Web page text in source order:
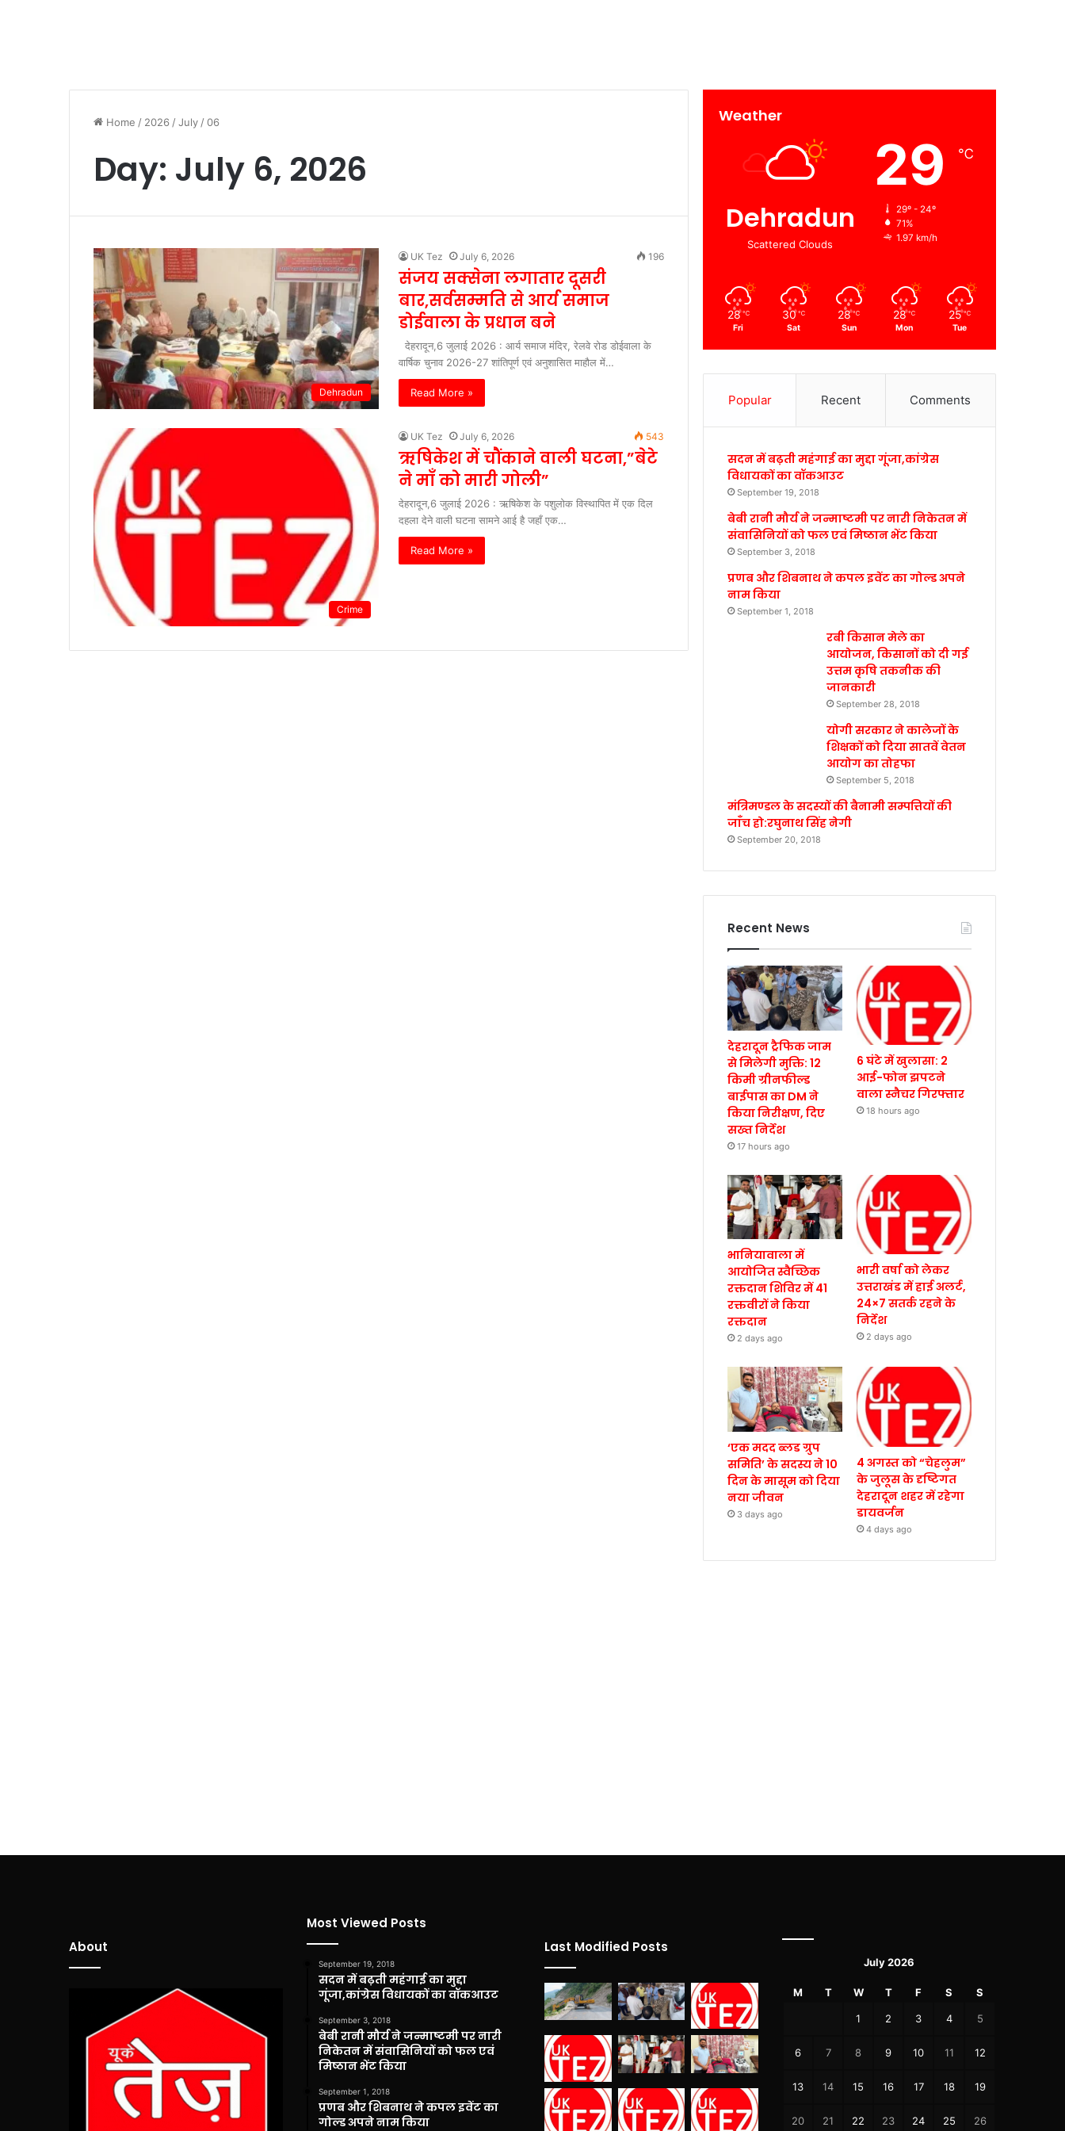
Home / 2026 /July /06
Day: July 6, 2026
Dehradun
UK Tez July 6, 2026 196
संजय सक्सेना लगातार दूसरी
बार,सर्वसम्मति से आर्य समाज
डोईवाला के प्रधान बने
देहरादून,6 जुलाई 2026 : आर्य समाज मंदिर, रेलवे रोड डोईवाला के
वार्षिक चुनाव 2026-27 शांतिपूर्ण एवं अनुशासित माहौल में…
Read More »
Crime
UK Tez July 6, 2026 543
ऋषिकेश में चौंकाने वाली घटना,”बेटे
ने माँ को मारी गोली”
देहरादून,6 जुलाई 2026 : ऋषिकेश के पशुलोक विस्थापित में एक दिल
दहला देने वाली घटना सामने आई है जहाँ एक…
Read More »
Weather
Dehradun
Scattered Clouds
29 ℃
29º - 24º
71%
1.97 km/h
28 ℃
Fri
30 ℃
Sat
28 ℃
Sun
28 ℃
Mon
25 ℃
Tue
Popular Recent Comments
सदन में बढ़ती महंगाई का मुद्दा गूंजा,कांग्रेस
विधायकों का वॉकआउट
September 19, 2018
बेबी रानी मौर्य ने जन्माष्टमी पर नारी निकेतन में
संवासिनियों को फल एवं मिष्ठान भेंट किया
September 3, 2018
प्रणब और शिबनाथ ने कपल इवेंट का गोल्ड अपने
नाम किया
September 1, 2018
रबी किसान मेले का
आयोजन, किसानों को दी गई
उत्तम कृषि तकनीक की
जानकारी
September 28, 2018
योगी सरकार ने कालेजों के
शिक्षकों को दिया सातवें वेतन
आयोग का तोहफा
September 5, 2018
मंत्रिमण्डल के सदस्यों की बैनामी सम्पत्तियों की
जाँच हो:रघुनाथ सिंह नेगी
September 20, 2018
Recent News
देहरादून ट्रैफिक जाम
से मिलेगी मुक्ति: 12
किमी ग्रीनफील्ड
बाईपास का DM ने
किया निरीक्षण, दिए
सख्त निर्देश
17 hours ago
6 घंटे में खुलासा: 2
आई-फोन झपटने
वाला स्नैचर गिरफ्तार
18 hours ago
भानियावाला में
आयोजित स्वैच्छिक
रक्तदान शिविर में 41
रक्तवीरों ने किया
रक्तदान
2 days ago
भारी वर्षा को लेकर
उत्तराखंड में हाई अलर्ट,
24×7 सतर्क रहने के
निर्देश
2 days ago
‘एक मदद ब्लड ग्रुप
समिति’ के सदस्य ने 10
दिन के मासूम को दिया
नया जीवन
3 days ago
4 अगस्त को “चेहलुम”
के जुलूस के दृष्टिगत
देहरादून शहर में रहेगा
डायवर्जन
4 days ago
About
Most Viewed Posts
September 19, 2018
सदन में बढ़ती महंगाई का मुद्दा
गूंजा,कांग्रेस विधायकों का वॉकआउट
September 3, 2018
बेबी रानी मौर्य ने जन्माष्टमी पर नारी
निकेतन में संवासिनियों को फल एवं
मिष्ठान भेंट किया
September 1, 2018
प्रणब और शिबनाथ ने कपल इवेंट का
गोल्ड अपने नाम किया
Last Modified Posts
July 2026
M T W T F S S
1 2 3 4 5
6 7 8 9 10 11 12
13 14 15 16 17 18 19
20 21 22 23 24 25 26